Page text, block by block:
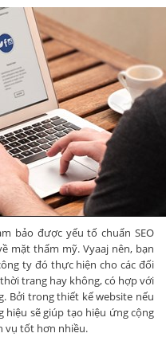
bảo được yếu tố chuẩn SEO
mặt thẩm mỹ. Vyaaj nên, bạn
ty đó thực hiện cho các đối
trang hay không, có hợp với
Bởi trong thiết kế website nếu
sẽ giúp tạo hiệu ứng cộng
vụ tốt hơn nhiều.